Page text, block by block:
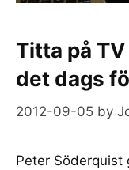
Titta på
det dags
2012-09-05 by
Peter Söderquist